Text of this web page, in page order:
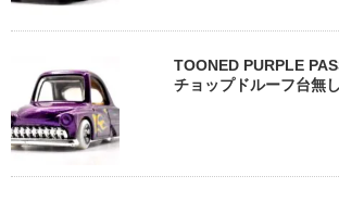
TOONED PURPLE
チョップドルーフ台無